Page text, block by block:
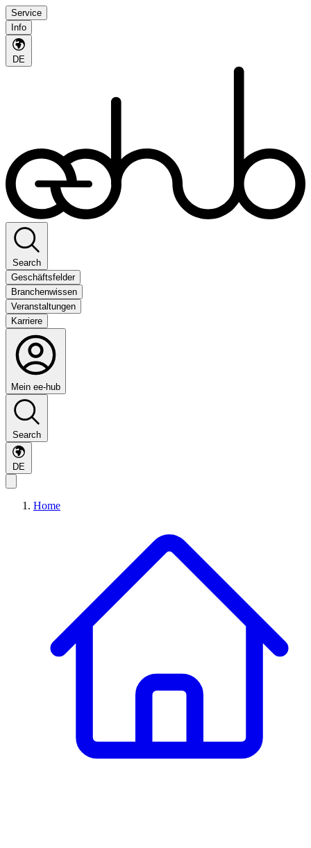
Service
Info
DE
Search
Geschäftsfelder
Branchenwissen
Veranstaltungen
Karriere
Mein ee-hub
Search
DE
Home